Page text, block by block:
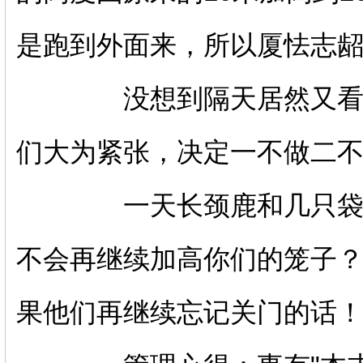
是跑到外面来，所以厦怯志
没想到隔天居然又看到
们大为紧张，决定一不做二
一天长颈鹿和几只袋鼠
不会再继续加高你们的笼子
果他们再继续忘记关门的话